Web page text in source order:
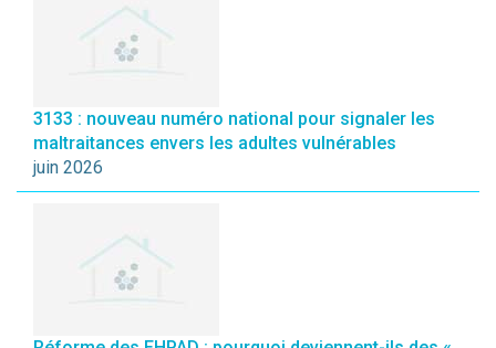
3133 : nouveau numéro national pour signaler les
maltraitances envers les adultes vulnérables
juin 2026